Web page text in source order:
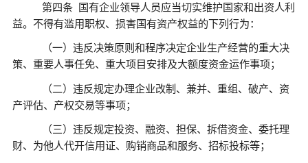
第四条
国有企业领导人员应当切实维护国家和出资人利
益。不得有滥用职权、损害国有资产权益的下列行为：
（一）违反决策原则和程序决定企业生产经营的重大决
策、重要人事任免、重大项目安排及大额度资金运作事项；
（二）违反规定办理企业改制、兼并、重组、破产、资
产评估、产权交易等事项；
（三）违反规定投资、融资、担保、拆借资金、委托理
财、为他人代开信用证、购销商品和服务、招标投标等；